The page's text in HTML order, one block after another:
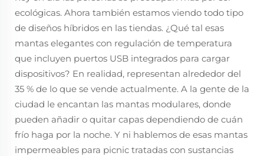
ecológicas. Ahora también estamos viendo todo tipo
de diseños híbridos en las tiendas. ¿Qué tal esas
mantas elegantes con regulación de temperatura
que incluyen puertos USB integrados para cargar
dispositivos? En realidad, representan alrededor del
35 % de lo que se vende actualmente. A la gente de la
ciudad le encantan las mantas modulares, donde
pueden añadir o quitar capas dependiendo de cuán
frío haga por la noche. Y ni hablemos de esas mantas
impermeables para picnic tratadas con sustancias